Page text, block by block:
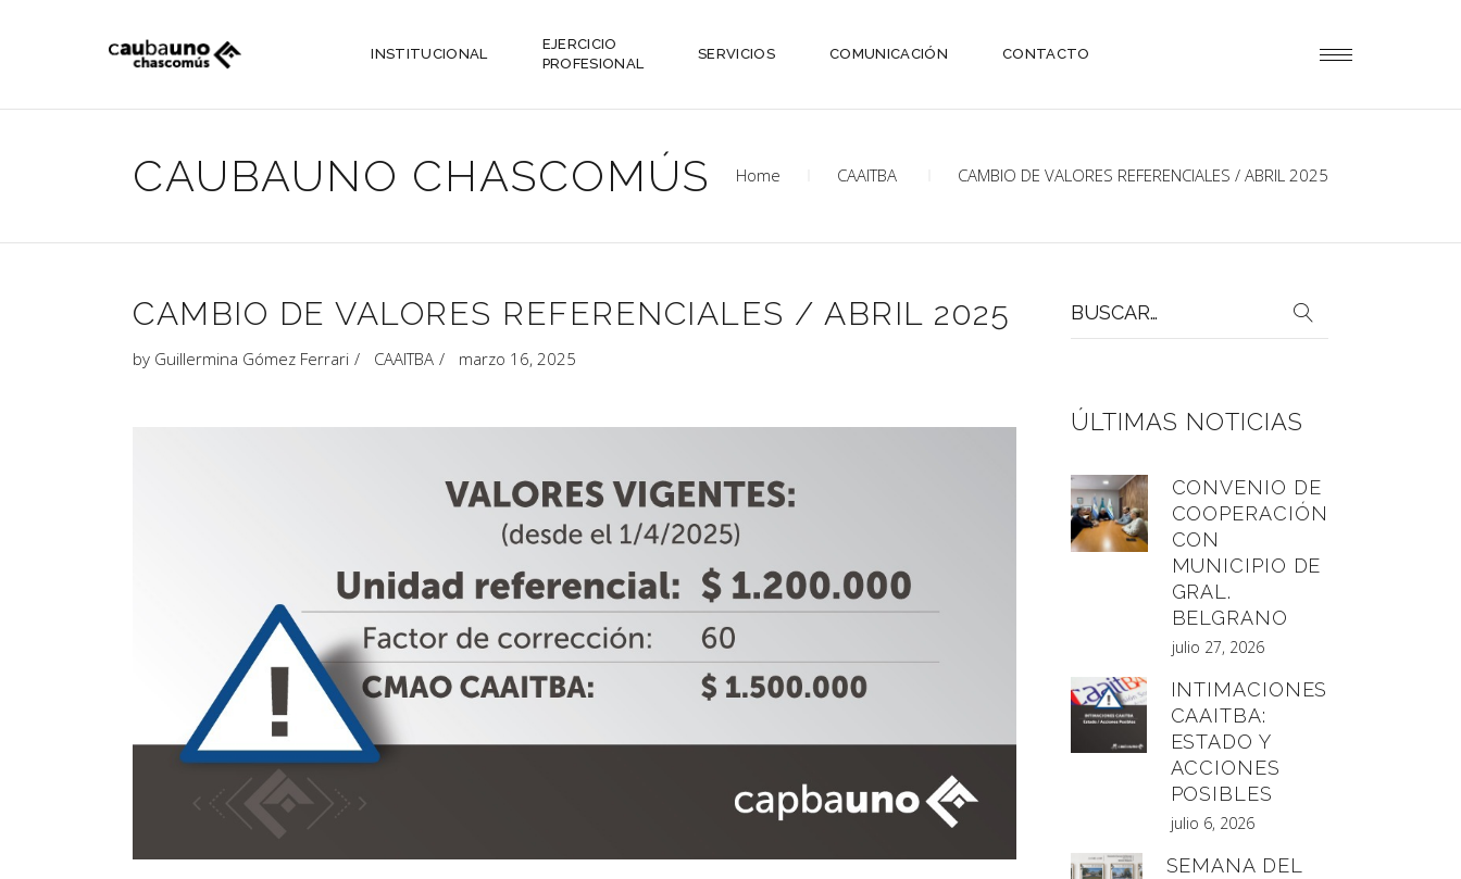
INSTITUCIONAL
EJERCICIO
PROFESIONAL
SERVICIOS COMUNICACIÓN CONTACTO
CAUBAUNO CHASCOMÚS Home CAAITBA CAMBIO DE VALORES REFERENCIALES / ABRIL 2025
CAMBIO DE VALORES REFERENCIALES / ABRIL 2025
by Guillermina Gómez Ferrari CAAITBA marzo 16, 2025
por:
ÚLTIMAS NOTICIAS
CONVENIO DE
COOPERACIÓN
CON
MUNICIPIO DE
GRAL.
BELGRANO
julio 27, 2026
INTIMACIONES
CAAITBA:
ESTADO Y
ACCIONES
POSIBLES
julio 6, 2026
SEMANA DEL